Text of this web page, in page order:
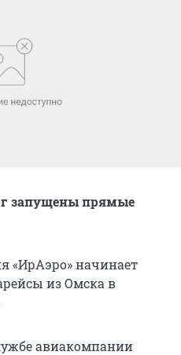
запущены прямые
«ИрАэро» начинает
из Омска в
авиакомпании